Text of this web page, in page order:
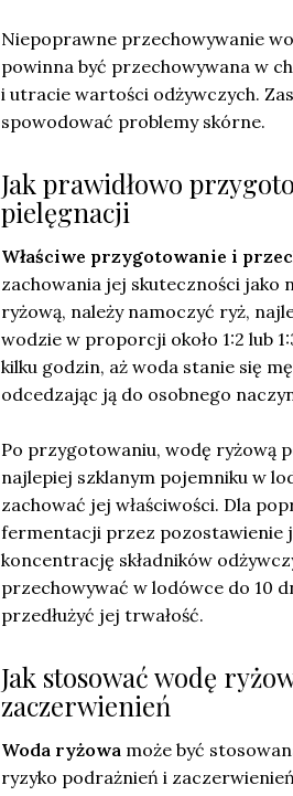
Niepoprawne przechowywanie
powinna być przechowywana w
i utracie wartości odżywczych.
spowodować problemy skórne.
Jak prawidłowo
pielęgnacji
Właściwe przygotowanie i
zachowania jej skuteczności jako
ryżową, należy namoczyć ryż,
wodzie w proporcji około 1:2 lub
kilku godzin, aż woda stanie się
odcedzając ją do osobnego
Po przygotowaniu, wodę ryżową
najlepiej szklanym pojemniku w
zachować jej właściwości. Dla
fermentacji przez pozostawienie
koncentrację składników
przechowywać w lodówce do 10
przedłużyć jej trwałość.
Jak stosować wodę
zaczerwienień
Woda ryżowa może być
ryzyko podrażnień i